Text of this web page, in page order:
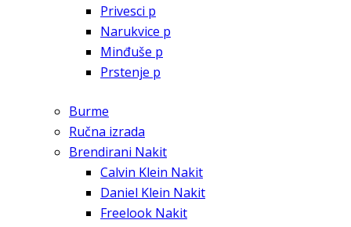
Privesci p
Narukvice p
Minđuše p
Prstenje p
Burme
Ručna izrada
Brendirani Nakit
Calvin Klein Nakit
Daniel Klein Nakit
Freelook Nakit